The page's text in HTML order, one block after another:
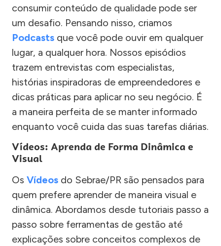
consumir conteúdo de qualidade pode ser
um desafio. Pensando nisso, criamos
Podcasts que você pode ouvir em qualquer
lugar, a qualquer hora. Nossos episódios
trazem entrevistas com especialistas,
histórias inspiradoras de empreendedores e
dicas práticas para aplicar no seu negócio. É
a maneira perfeita de se manter informado
enquanto você cuida das suas tarefas diárias.
Vídeos: Aprenda de Forma Dinâmica e
Visual
Os Vídeos do Sebrae/PR são pensados para
quem prefere aprender de maneira visual e
dinâmica. Abordamos desde tutoriais passo a
passo sobre ferramentas de gestão até
explicações sobre conceitos complexos de